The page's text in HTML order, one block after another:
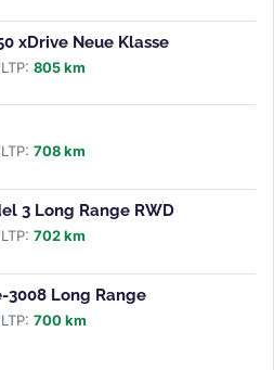
xDrive Neue Klasse
805 km
708 km
3 Long Range RWD
702 km
3008 Long Range
700 km